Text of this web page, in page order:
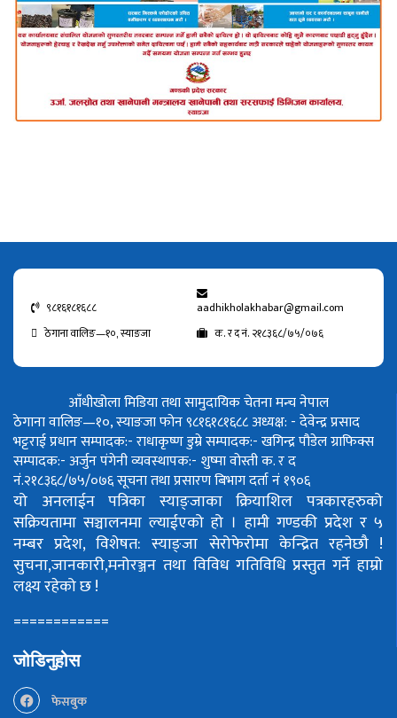
९८१६१८१६८८
aadhikholakhabar@gmail.com
ठेगाना वालिङ—१०, स्याङजा
क. र द नं. २१८३६८/७५/०७६
आँधीखोला मिडिया तथा सामुदायिक चेतना मन्च नेपाल
ठेगाना वालिङ—१०, स्याङजा फोन ९८१६१८१६८८अध्यक्ष: - देवेन्द्र प्रसाद
भट्टराईप्रधान सम्पादक:- राधाकृष्ण डुम्रेसम्पादक:- खगिन्द्र पौडेलग्राफिक्स
सम्पादक:- अर्जुन पंगेनीव्यवस्थापक:- शुष्मा वोस्तीक. र द
नं.२१८३६८/७५/०७६सूचना तथा प्रसारण बिभाग दर्ता नं १९०६
यो अनलाईन पत्रिका स्याङ्जाका क्रियाशिल पत्रकारहरुको
सक्रियतामा सञ्चालनमा ल्याईएको हो । हामी गण्डकी प्रदेश र ५
नम्बर प्रदेश, विशेषत: स्याङ्जा सेरोफेरोमा केन्द्रित रहनेछौ !
सुचना,जानकारी,मनोरञ्जन तथा विविध गतिविधि प्रस्तुत गर्ने हाम्रो
लक्ष्य रहेको छ !
============
जोडिनुहोस
फेसबुक